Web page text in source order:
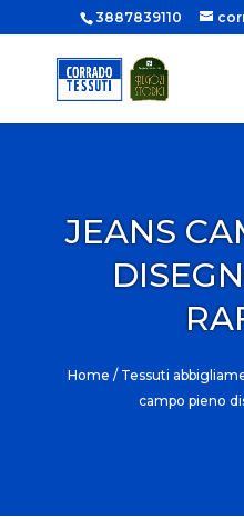
3887839110
JEANS
Home / Tessuti
campo pieno